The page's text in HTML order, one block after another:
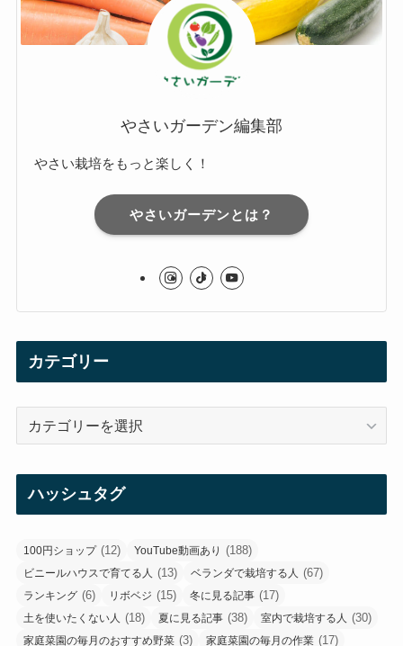
やさいガーデン編集部
やさい栽培をもっと楽しく！
やさいガーデンとは？
カテゴリー
ハッシュタグ
100円ショップ(12) YouTube動画あり (188)
ビニールハウスで育てる人 (13) ベランダで栽培する人 (67)
ランキング (6) リボベジ (15) 冬に見る記事 (17)
土を使いたくない人 (18) 夏に見る記事 (38) 室内で栽培する人 (30)
家庭菜園の毎月のおすすめ野菜 (3) 家庭菜園の毎月の作業 (17)